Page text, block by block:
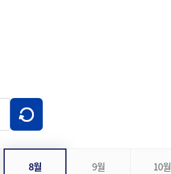
8월 9월 10월